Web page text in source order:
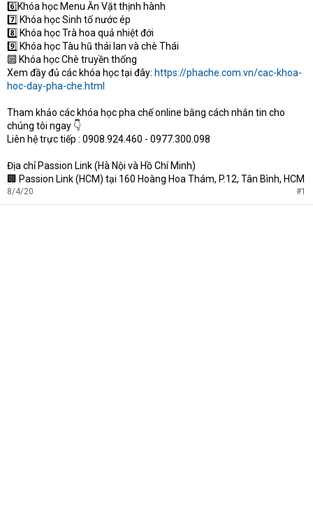
6️⃣Khóa học Menu Ăn Vặt thịnh hành
7️⃣ Khóa học Sinh tố nước ép
8️⃣ Khóa học Trà hoa quả nhiệt đới
9️⃣ Khóa học Tàu hũ thái lan và chè Thái
🔟 Khóa học Chè truyền thống
Xem đầy đủ các khóa học tại đây: https://phache.com.vn/cac-khoa-
hoc-day-pha-che.html
Tham khảo các khóa học pha chế online bằng cách nhắn tin cho
chúng tôi ngay 👇
Liên hệ trực tiếp : 0908.924.460 - 0977.300.098
Địa chỉ Passion Link (Hà Nội và Hồ Chí Minh)
🏢 Passion Link (HCM) tại 160 Hoàng Hoa Thám, P.12, Tân Bình, HCM
8/4/20 #1